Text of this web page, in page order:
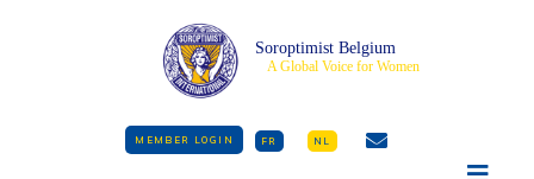
Soroptimist Belgium
A Global Voice for Women
MEMBER LOGIN FR NL